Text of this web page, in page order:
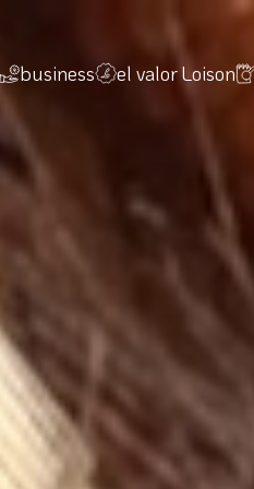
business el valor Loison